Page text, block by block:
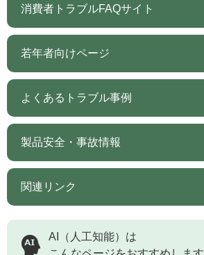
消費者トラブルFAQサイト
若年者向けページ
よくあるトラブル事例
製品安全・事故情報
関連リンク
AI（人工知能）は